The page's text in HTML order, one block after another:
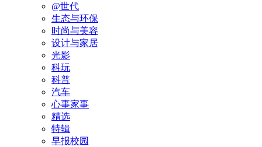
@世代
生态与环保
时尚与美容
设计与家居
光影
科玩
科普
汽车
心事家事
精选
特辑
早报校园